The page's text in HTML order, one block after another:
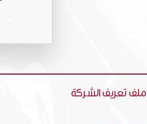
ملف تعريف الشركة